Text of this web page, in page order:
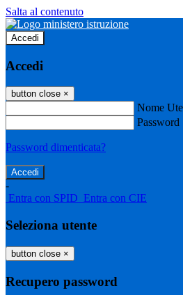
Salta al contenuto
Accedi
Accedi
button close ×
Nome
Password
Password dimenticata?
-
Entra con SPID Entra con CIE
Seleziona utente
button close ×
Recupero password